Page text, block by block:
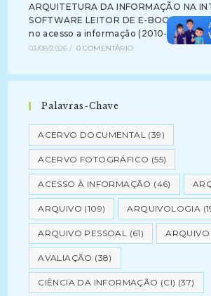
ARQUITETURA DA INFORMAÇÃO NA
SOFTWARE LEITOR DE E-BOOK:
no acesso a informação (2010-2012)
03/08/2026 / 0 COMENTÁRIO
Palavras-Chave
ACERVO DOCUMENTAL (39)
ACERVO FOTOGRÁFICO (55)
ACESSO À INFORMAÇÃO (46)
ARQUIVO (109) ARQUIVOLOGIA
ARQUIVO PESSOAL (61)
AVALIAÇÃO (38)
CIÊNCIA DA INFORMAÇÃO (CI) (37)